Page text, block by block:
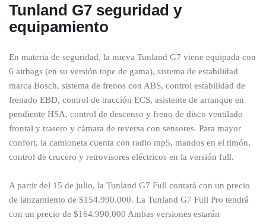
Tunland G7 seguridad y
equipamiento
En materia de seguridad, la nueva Tunland G7 viene equipada con
6 airbags (en su versión tope de gama), sistema de estabilidad
marca Bosch, sistema de frenos con ABS, control estabilidad de
frenado EBD, control de tracción ECS, asistente de arranque en
pendiente HSA, control de descenso y freno de disco ventilado
frontal y trasero y cámara de reversa con sensores. Para mayor
confort, la camioneta cuenta con radio mp5, mandos en el timón,
control de crucero y retrovisores eléctricos en la versión full.
A partir del 15 de julio, la Tunland G7 Full contará con un precio
de lanzamiento de $154.990.000. La Tunland G7 Full Pro tendrá
con un precio de $164.990.000 Ambas versiones estarán